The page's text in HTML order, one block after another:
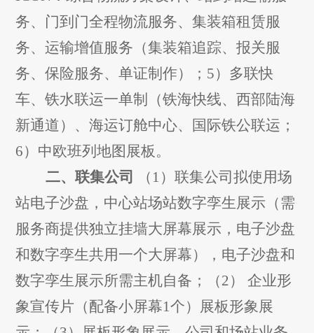
务、门到门全程物流服务、集装箱租赁服
务、运输增值服务（集装箱追踪、报关服
务、保险服务、单证制作）； 5）多联快
车、 铁水联运一单制
（铁海快线、西部陆海
新通道） 、海运订舱中心、国际铁公联运 ；
6）中欧班列地图展板。
二、联集公司
（ 1 ）联集公司 拟使用场
站电子沙盘，中心站场站数字孪生展示（需
服务商提供独立挂墙大屏幕展示，电子沙盘
和数字孪生共用一个大屏幕），电子沙盘和
数字孪生展示所需主机自备 ；（2） 企业形
象宣传片（配备小屏幕1个）展板形象展